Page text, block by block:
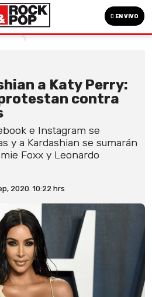
EN VIVO
a Katy Perry:
contra
e Instagram se
y a Kardashian se sumarán
Foxx y Leonardo
2020. 10:22 hrs